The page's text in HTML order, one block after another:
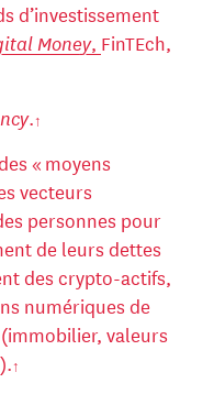
d’investissement
Money, FinTEch,
.
« moyens
vecteurs
personnes pour
de leurs dettes
des crypto-actifs,
numériques de
valeurs